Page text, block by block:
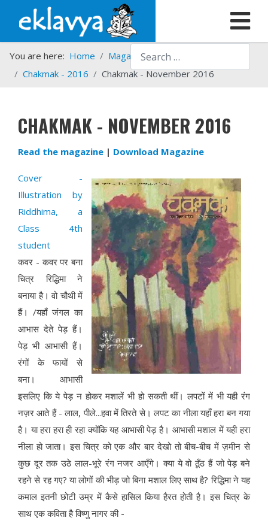
Search
You are here: Home Magazines
Chakmak
Chakmak - 2016
Chakmak - November 2016
CHAKMAK - NOVEMBER 2016
Read the magazine | Download Magazine
Cover -
Illustration by
Riddhima, a
Class 4th
student
कवर - कवर पर बना
चित्र रिद्धिमा ने
बनाया है। वो चौथी में
हैं। /यहाँ जंगल का
आभास देते पेड़ हैं।
पेड़ भी आभासी हैं।
रंगों के फायों से
बना। आभासी
इसलिए कि ये पेड़ न होकर मशालें भी हो सकती थीं। लपटों में भी यही रंग
नज़र आते हैं - लाल, पीले...हवा में तिरते से। लपट का नीला यहाँ हरा बन गया
है। या हरा हरा ही रहा क्योंकि यह आभासी पेड़ है। आभासी मशाल में यही हरा
नीला हो जाता। इस चित्र को एक और बार देखो तो बीच-बीच में ज़मीन से
कुछ दूर तक उठे लाल-भूरे रंग नजर आएँगे। क्या ये वो ठूँठ हैं जो पेड़ बने
रहने से रह गए? या लोगों की भीड़ जो बिना मशाल लिए साथ है? रिद्धिमा ने यह
कमाल इतनी छोटी उम्र में कैसे हासिल किया हैरत होती है। इस चित्र के
साथ एक कविता है विष्णु नागर की -